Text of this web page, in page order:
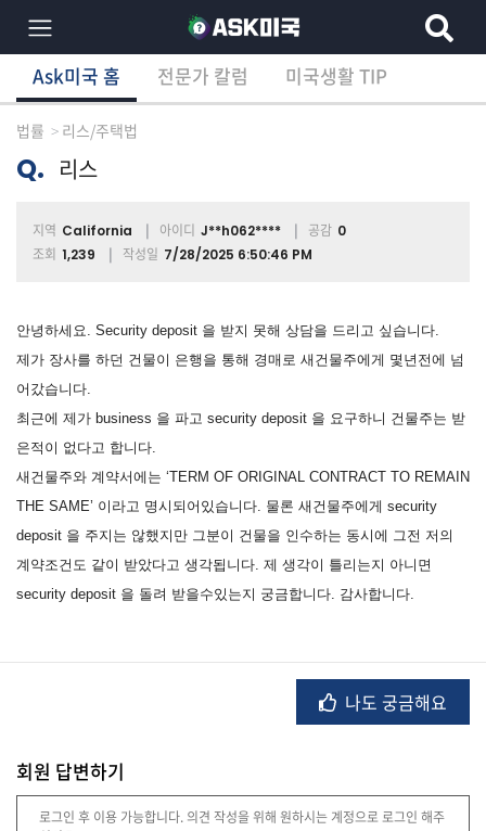
×
분
별
상
담
체
이
비
자
법
Ask미국 홈 전문가 칼럼 미국생활 TIP
Ask미국 홈 전문가 칼럼 미국생활 TIP
법률 리스/주택법
Q. 리스
지역 California 아이디 J**h062**** 공감 0
조회 1,239 작성일 7/28/2025 6:50:46 PM
안녕하세요. Security deposit 을 받지 못해 상담을 드리고 싶습니다.
제가 장사를 하던 건물이 은행을 통해 경매로 새건물주에게 몇년전에 넘
어갔습니다.
최근에 제가 business 을 파고 security deposit 을 요구하니 건물주는 받
은적이 없다고 합니다.
새건물주와 계약서에는 ‘TERM OF ORIGINAL CONTRACT TO REMAIN
THE SAME’ 이라고 명시되어있습니다. 물론 새건물주에게 security
deposit 을 주지는 않했지만 그분이 건물을 인수하는 동시에 그전 저의
계약조건도 같이 받았다고 생각됩니다. 제 생각이 틀리는지 아니면
security deposit 을 돌려 받을수있는지 궁금합니다. 감사합니다.
나도 궁금해요
회원 답변하기